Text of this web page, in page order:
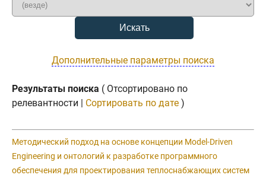
Дополнительные параметры поиска
Результаты поиска ( Отсортировано по
релевантности | Сортировать по дате )
Методический подход на основе концепции Model-Driven
Engineering и онтологий к разработке программного
обеспечения для проектирования теплоснабжающих систем